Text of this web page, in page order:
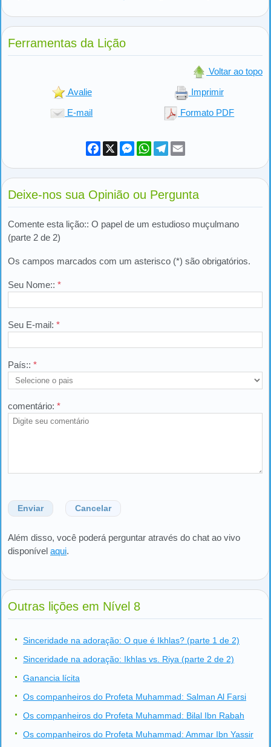
Ferramentas da Lição
Voltar ao topo
Avalie Imprimir
E-mail Formato PDF
Facebook
X Messenger
WhatsApp
Telegram
Deixe-nos sua Opinião ou Pergunta
Comente esta lição:: O papel de um estudioso muçulmano
(parte 2 de 2)
Os campos marcados com um asterisco (*) são obrigatórios.
Seu Nome:: *
Seu E-mail: *
País:: *
comentário: *
Enviar Cancelar
Além disso, você poderá perguntar através do chat ao vivo
disponível aqui.
Outras lições em Nível 8
Sinceridade na adoração: O que é Ikhlas? (parte 1 de 2)
Sinceridade na adoração: Ikhlas vs. Riya (parte 2 de 2)
Ganancia lícita
Os companheiros do Profeta Muhammad: Salman Al Farsi
Os companheiros do Profeta Muhammad: Bilal Ibn Rabah
Os companheiros do Profeta Muhammad: Ammar Ibn Yassir